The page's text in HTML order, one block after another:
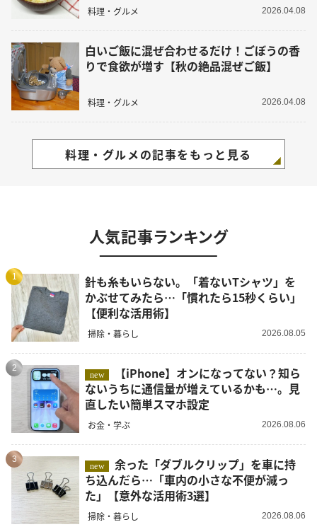
料理・グルメ 2026.04.08
白いご飯に混ぜ合わせるだけ！ごぼうの香
りで食欲が増す【秋の絶品混ぜご飯】
料理・グルメ 2026.04.08
料理・グルメの記事をもっと見る
人気記事ランキング
1
針も糸もいらない。「着ないTシャツ」を
かぶせてみたら…「慣れたら15秒くらい」
【便利な活用術】
掃除・暮らし 2026.08.05
2
new
ないうちに通信量が増えているかも…。見
直したい簡単スマホ設定
お金・学ぶ 2026.08.06
3
new
余った「ダブルクリップ」を車に持
ち込んだら…「車内の小さな不便が減っ
た」【意外な活用術3選】
掃除・暮らし 2026.08.06